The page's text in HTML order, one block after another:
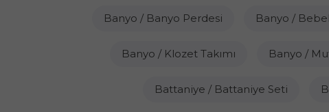
Banyo / Banyo Perdesi Banyo /
Banyo / Klozet Takımı Banyo /
Battaniye / Battaniye Seti